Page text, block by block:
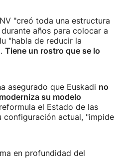
"creó toda una estructura
años para colocar a
"habla de reducir la
Tiene un rostro que se lo
asegurado que Euskadi no
su modelo
el Estado de las
configuración actual, "impide
en profundidad del